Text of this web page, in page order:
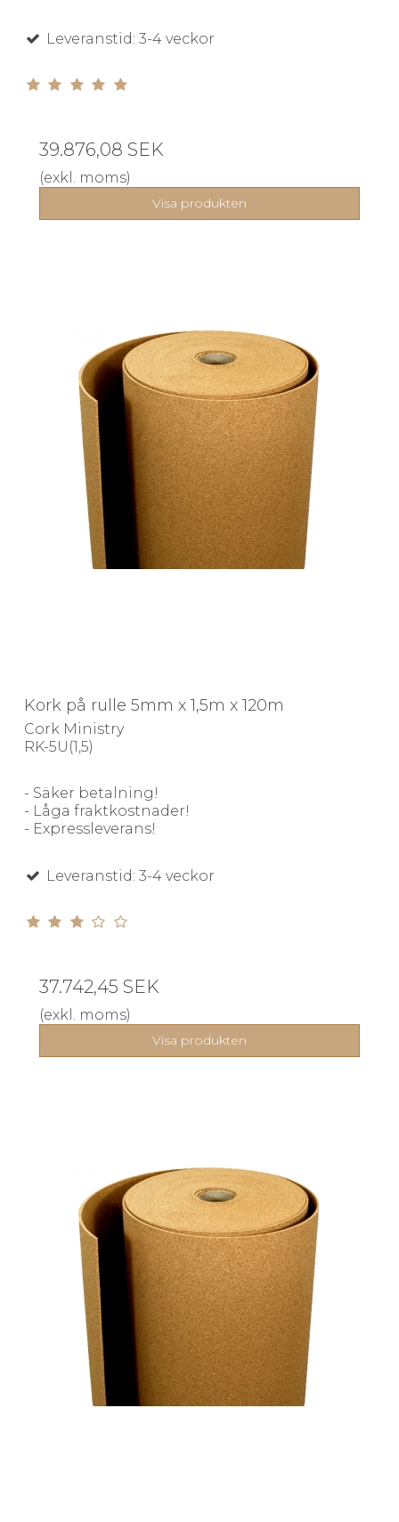
Leveranstid: 3-4 veckor
39.876,08 SEK
(exkl. moms)
Visa produkten
Kork på rulle 5mm x 1,5m x 120m
Cork Ministry
RK-5U(1,5)
- Säker betalning!
- Låga fraktkostnader!
- Expressleverans!
Leveranstid: 3-4 veckor
37.742,45 SEK
(exkl. moms)
Visa produkten